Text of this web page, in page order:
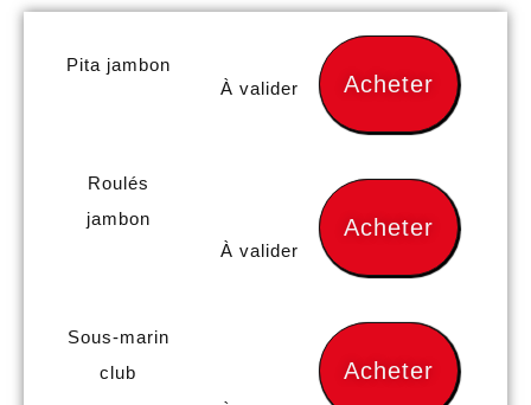
Pita jambon
Roulés
jambon
Sous-marin
club
À valider
À valider
Acheter
Acheter
Acheter